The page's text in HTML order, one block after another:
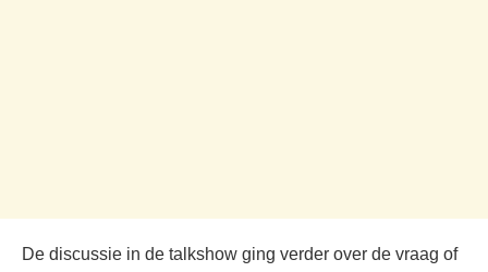
De discussie in de talkshow ging verder over de vraag of